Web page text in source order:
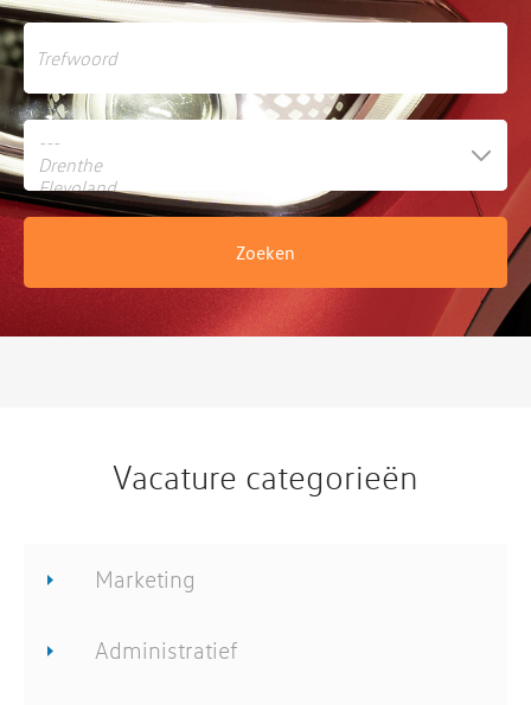
Vacature categorieën
Marketing
Administratief